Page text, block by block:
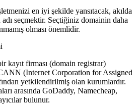
en iyi şekilde yansıtacak, akılda
seçmektir. Seçtiğiniz domainin daha
olması önemlidir.
kayıt firması (domain registrar)
(Internet Corporation for Assigned
yetkilendirilmiş olan kurumlardır.
arasında GoDaddy, Namecheap,
bulunur.